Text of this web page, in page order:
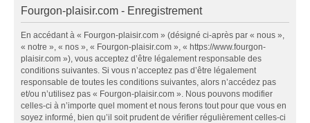
Fourgon-plaisir.com - Enregistrement
En accédant à « Fourgon-plaisir.com » (désigné ci-après par « nous »,
« notre », « nos », « Fourgon-plaisir.com », « https://www.fourgon-
plaisir.com »), vous acceptez d’être légalement responsable des
conditions suivantes. Si vous n’acceptez pas d’être légalement
responsable de toutes les conditions suivantes, alors n’accédez pas
et/ou n’utilisez pas « Fourgon-plaisir.com ». Nous pouvons modifier
celles-ci à n’importe quel moment et nous ferons tout pour que vous en
soyez informé, bien qu’il soit prudent de vérifier régulièrement celles-ci